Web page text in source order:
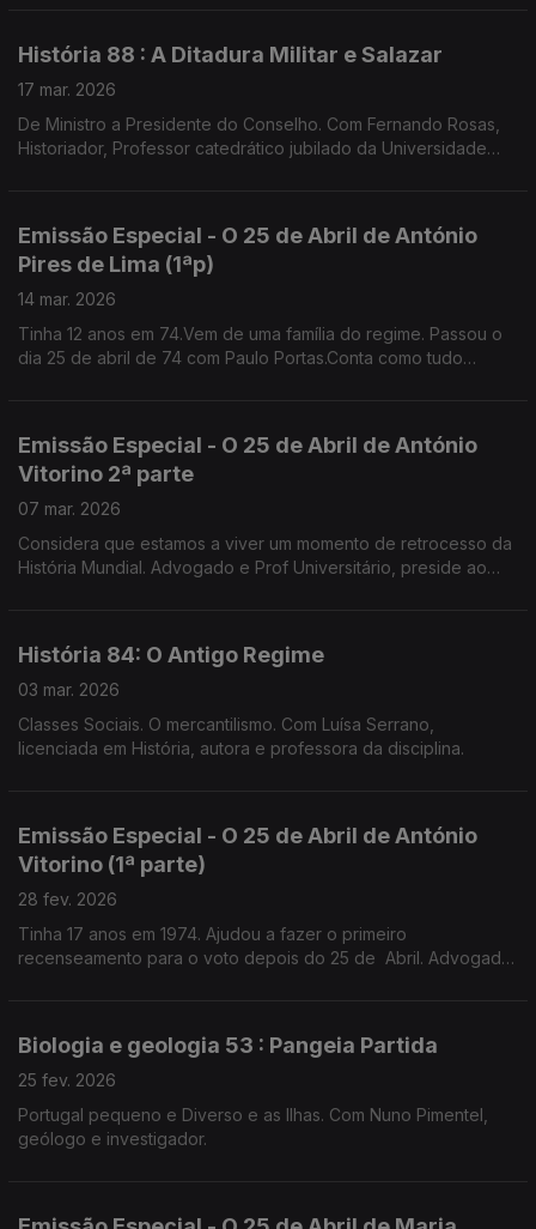
História 88 : A Ditadura Militar e Salazar
17 mar. 2026
De Ministro a Presidente do Conselho. Com Fernando Rosas,
Historiador, Professor catedrático jubilado da Universidade
Emissão Especial - O 25 de Abril de António
Pires de Lima (1ªp)
14 mar. 2026
Tinha 12 anos em 74.Vem de uma família do regime. Passou o
dia 25 de abril de 74 com Paulo Portas.Conta como tudo
Emissão Especial - O 25 de Abril de António
Vitorino 2ª parte
07 mar. 2026
Considera que estamos a viver um momento de retrocesso da
História Mundial. Advogado e Prof Universitário, preside ao
História 84: O Antigo Regime
03 mar. 2026
Classes Sociais. O mercantilismo. Com Luísa Serrano,
licenciada em História, autora e professora da disciplina.
Emissão Especial - O 25 de Abril de António
Vitorino (1ª parte)
28 fev. 2026
Tinha 17 anos em 1974. Ajudou a fazer o primeiro
recenseamento para o voto depois do 25 de Abril. Advogado
Biologia e geologia 53 : Pangeia Partida
25 fev. 2026
Portugal pequeno e Diverso e as Ilhas. Com Nuno Pimentel,
geólogo e investigador.